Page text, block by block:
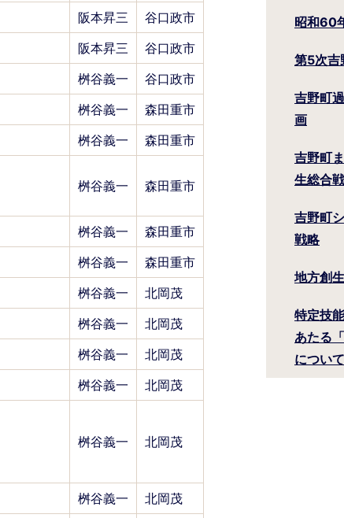
阪本昇三
谷口政市
阪本昇三
谷口政市
桝谷義一
谷口政市
桝谷義一
森田重市
桝谷義一 森田重市
桝谷義一 森田重市
桝谷義一
森田重市
桝谷義一
森田重市
桝谷義一
北岡茂
桝谷義一
北岡茂
桝谷義一
北岡茂
桝谷義一 北岡茂
桝谷義一 北岡茂
桝谷義一
北岡茂
昭和60
第5次吉
吉野町
画
吉野町
生総合
吉野町
戦略
地方創
特定技
あたる
について